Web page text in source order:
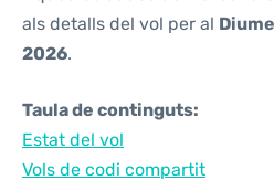
als detalls del vol per al
2026.
Taula de continguts:
Estat del vol
Vols de codi compartit